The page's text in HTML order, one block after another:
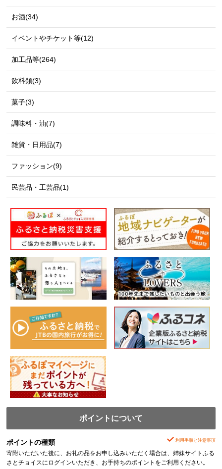
お酒(34)
イベントやチケット等(12)
加工品等(264)
飲料類(3)
菓子(3)
調味料・油(7)
雑貨・日用品(7)
ファッション(9)
民芸品・工芸品(1)
ポイントについて
ポイントの種類 利用手順と注意事項
寄附いただいた後に、お礼の品をお申し込みいただく場合は、姉妹サイトふる
さとチョイスにログインいただき、お手持ちのポイントをご利用ください。